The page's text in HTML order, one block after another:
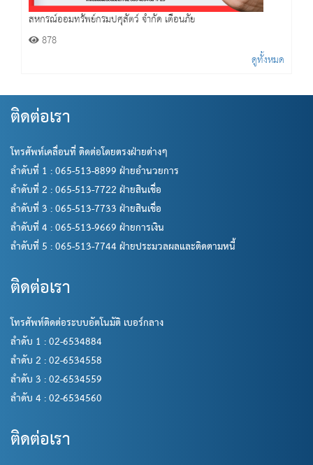
สหกรณ์ออมทรัพย์กรมปศุสัตว์ จำกัด เตือนภัย
878
ดูทั้งหมด
ติดต่อเรา
โทรศัพท์เคลื่อนที่ ติดต่อโดยตรงฝ่ายต่างๆ
ลำดับที่ 1 : 065-513-8899 ฝ่ายอำนวยการ
ลำดับที่ 2 : 065-513-7722 ฝ่ายสินเชื่อ
ลำดับที่ 3 : 065-513-7733 ฝ่ายสินเชื่อ
ลำดับที่ 4 : 065-513-9669 ฝ่ายการเงิน
ลำดับที่ 5 : 065-513-7744 ฝ่ายประมวลผลและติดตามหนี้
ติดต่อเรา
โทรศัพท์ติดต่อระบบอัตโนมัติ เบอร์กลาง
ลำดับ 1 : 02-6534884
ลำดับ 2 : 02-6534558
ลำดับ 3 : 02-6534559
ลำดับ 4 : 02-6534560
ติดต่อเรา